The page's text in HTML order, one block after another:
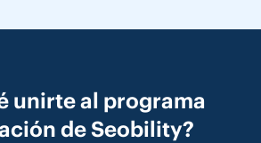
unirte al programa
de Seobility?